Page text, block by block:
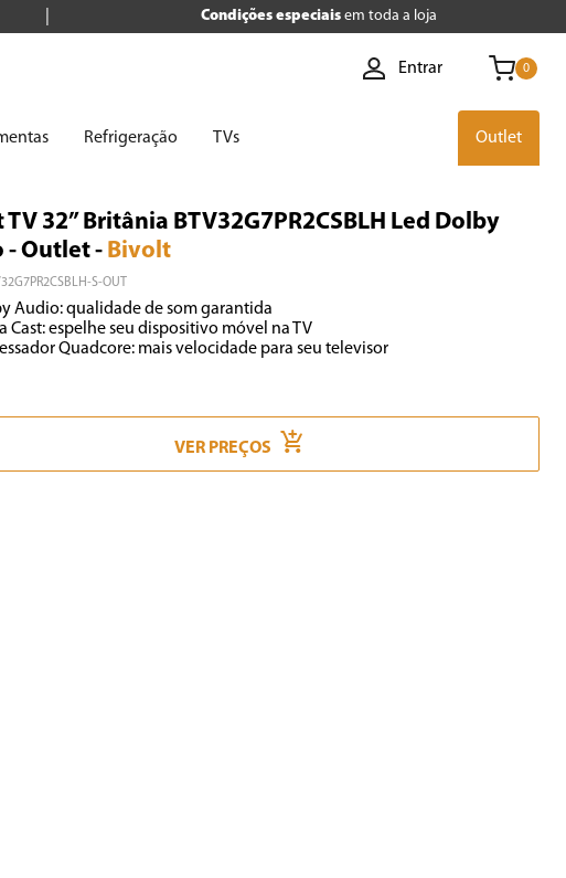
Condições especiais em toda a loja
Entrar 0
Refrigeração TVs Outlet
TV 32” Britânia BTV32G7PR2CSBLH Led Dolby
- Outlet- Bivolt
S-OUT
Quadcore: mais velocidade para seu televisor
VER PREÇOS